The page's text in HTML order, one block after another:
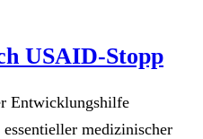
USAID-Stopp
Entwicklungshilfe
medizinischer